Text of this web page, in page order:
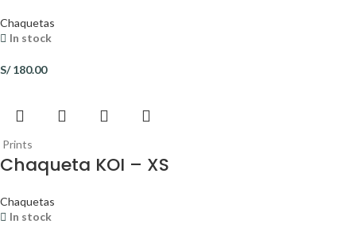
Chaquetas
In stock
S/180.00
Prints
Chaqueta KOI – XS
Chaquetas
In stock